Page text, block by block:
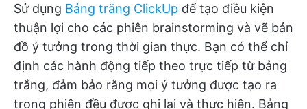
Sử dụng Bảng trắng ClickUp để tạo điều kiện
thuận lợi cho các phiên brainstorming và vẽ bản
đồ ý tưởng trong thời gian thực. Bạn có thể chỉ
định các hành động tiếp theo trực tiếp từ bảng
trắng, đảm bảo rằng mọi ý tưởng được tạo ra
trong phiên đều được ghi lại và thực hiện. Bảng